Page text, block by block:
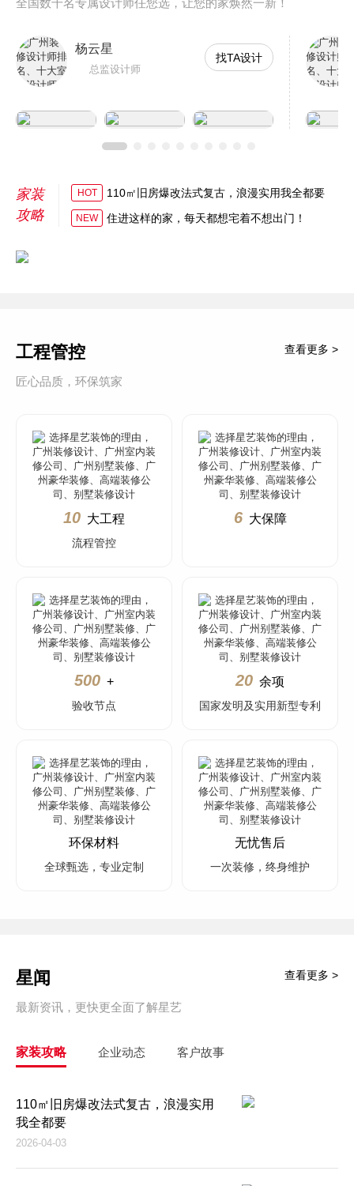
全国数千名专属设计师任您选，让您的家焕然一新！
杨云星
总监设计师
找TA设计
家装
攻略
HOT 110㎡旧房爆改法式复古，浪漫实用我全都要
NEW 住进这样的家，每天都想宅着不想出门！
工程管控
匠心品质，环保筑家
查看更多 >
10 大工程
流程管控
6 大保障
500 +
验收节点
20 余项
国家发明及实用新型专利
环保材料
全球甄选，专业定制
无忧售后
一次装修，终身维护
星闻
最新资讯，更快更全面了解星艺
查看更多 >
家装攻略 企业动态 客户故事
110㎡旧房爆改法式复古，浪漫实用
我全都要
2026-04-03